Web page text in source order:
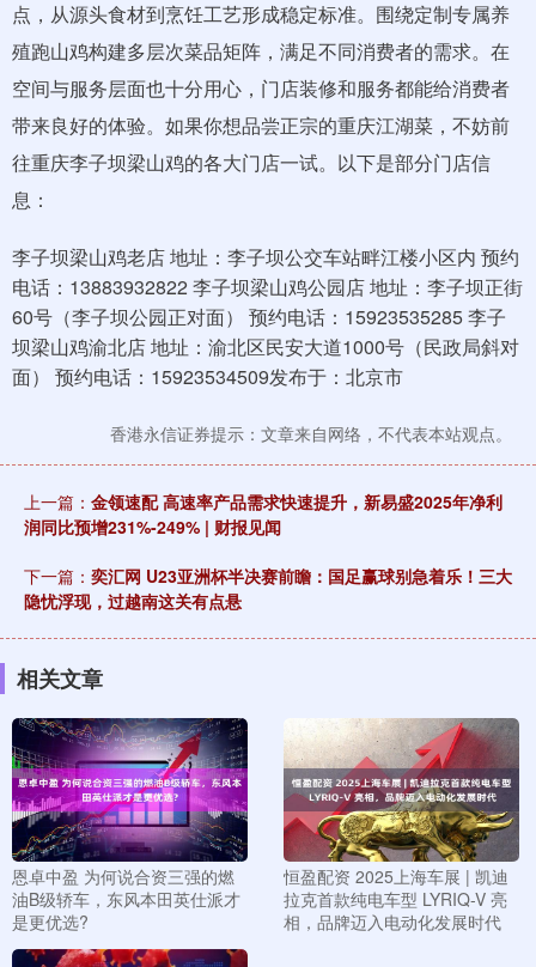
点，从源头食材到烹饪工艺形成稳定标准。围绕定制专属养
殖跑山鸡构建多层次菜品矩阵，满足不同消费者的需求。在
空间与服务层面也十分用心，门店装修和服务都能给消费者
带来良好的体验。如果你想品尝正宗的重庆江湖菜，不妨前
往重庆李子坝梁山鸡的各大门店一试。以下是部分门店信
息：
李子坝梁山鸡老店 地址：李子坝公交车站畔江楼小区内 预约
电话：13883932822 李子坝梁山鸡公园店 地址：李子坝正街
60号（李子坝公园正对面） 预约电话：15923535285 李子
坝梁山鸡渝北店 地址：渝北区民安大道1000号（民政局斜对
面） 预约电话：15923534509发布于：北京市
香港永信证券提示：文章来自网络，不代表本站观点。
上一篇： 金领速配 高速率产品需求快速提升，新易盛2025年净利
润同比预增231%-249% | 财报见闻
下一篇： 奕汇网 U23亚洲杯半决赛前瞻：国足赢球别急着乐！三大
隐忧浮现，过越南这关有点悬
相关文章
恩卓中盈 为何说合资三强的燃
油B级轿车，东风本田英仕派才
是更优选?
恒盈配资 2025上海车展 | 凯迪
拉克首款纯电车型 LYRIQ-V 亮
相，品牌迈入电动化发展时代